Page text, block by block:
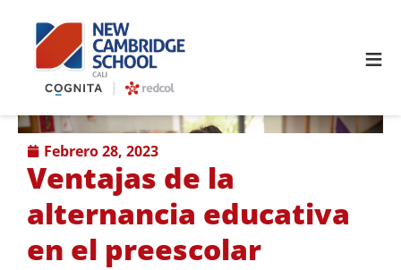
≡
febrero 28, 2023
Ventajas de la
alternancia educativa
en el preescolar